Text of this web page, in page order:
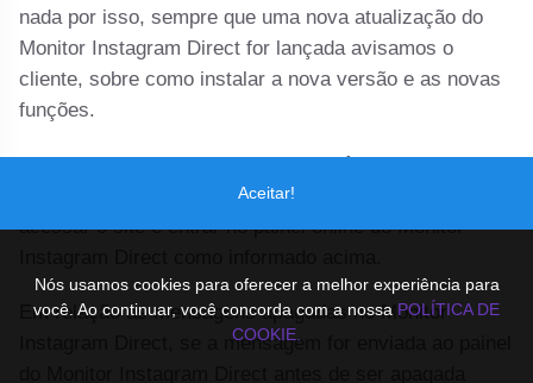
nada por isso, sempre que uma nova atualização do
Monitor Instagram Direct for lançada avisamos o
cliente, sobre como instalar a nova versão e as novas
funções.
Para monitorar pelo computador você não deve instalar
o Monitor Instagram Direct no computador, somente
acessar o site e entrar no painel online do Monitor
Em relação as mensagens apagadas no Monitor
Instagram Direct, se a mensagem for enviada ao painel
Aceitar!
Nós usamos cookies para oferecer a melhor experiência para
você. Ao continuar, você concorda com a nossa POLÍTICA DE
COOKIE.